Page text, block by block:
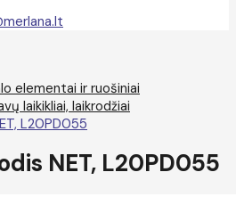
elementai ir ruošiniai
laikikliai, laikrodžiai
L20PD055
NET, L20PD055